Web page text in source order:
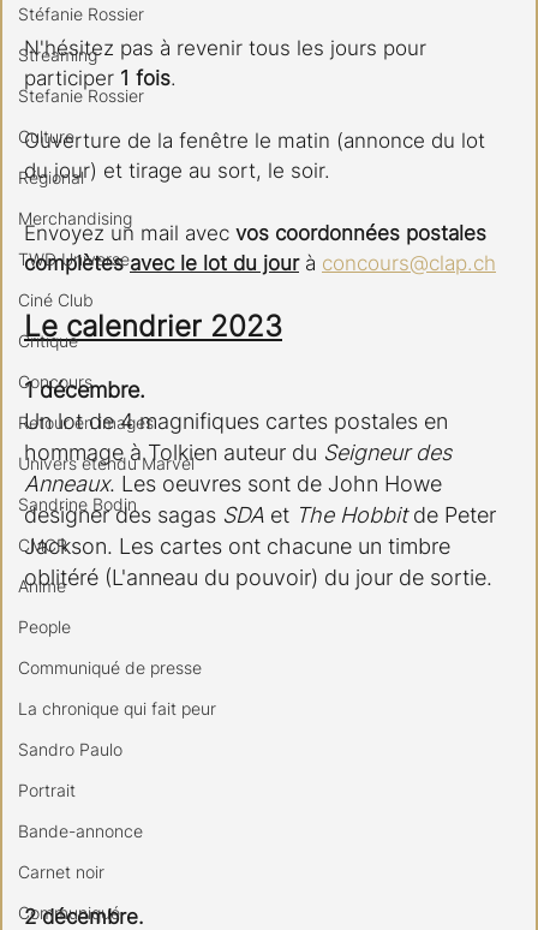
Stéfanie Rossier
Streaming
Stefanie Rossier
Culture
Régional
Merchandising
TWD Universe
Ciné Club
Critique
Concours
Retour en images
Univers étendu Marvel
Sandrine Bodin
CMCR
Anime
People
Communiqué de presse
La chronique qui fait peur
Sandro Paulo
Portrait
Bande-annonce
Carnet noir
Communiqué
N'hésitez pas à revenir tous les jours pour
participer 1 fois.
Ouverture de la fenêtre le matin (annonce du lot
du jour) et tirage au sort, le soir.
Envoyez un mail avec vos coordonnées postales
complètes avec le lot du jour à concours@clap.ch
Le calendrier 2023
1 décembre.
Un lot de 4 magnifiques cartes postales en
hommage à Tolkien auteur du Seigneur des
Anneaux. Les oeuvres sont de John Howe
designer des sagas SDA et The Hobbit de Peter
Jackson. Les cartes ont chacune un timbre
oblitéré (L'anneau du pouvoir) du jour de sortie.
2 décembre.